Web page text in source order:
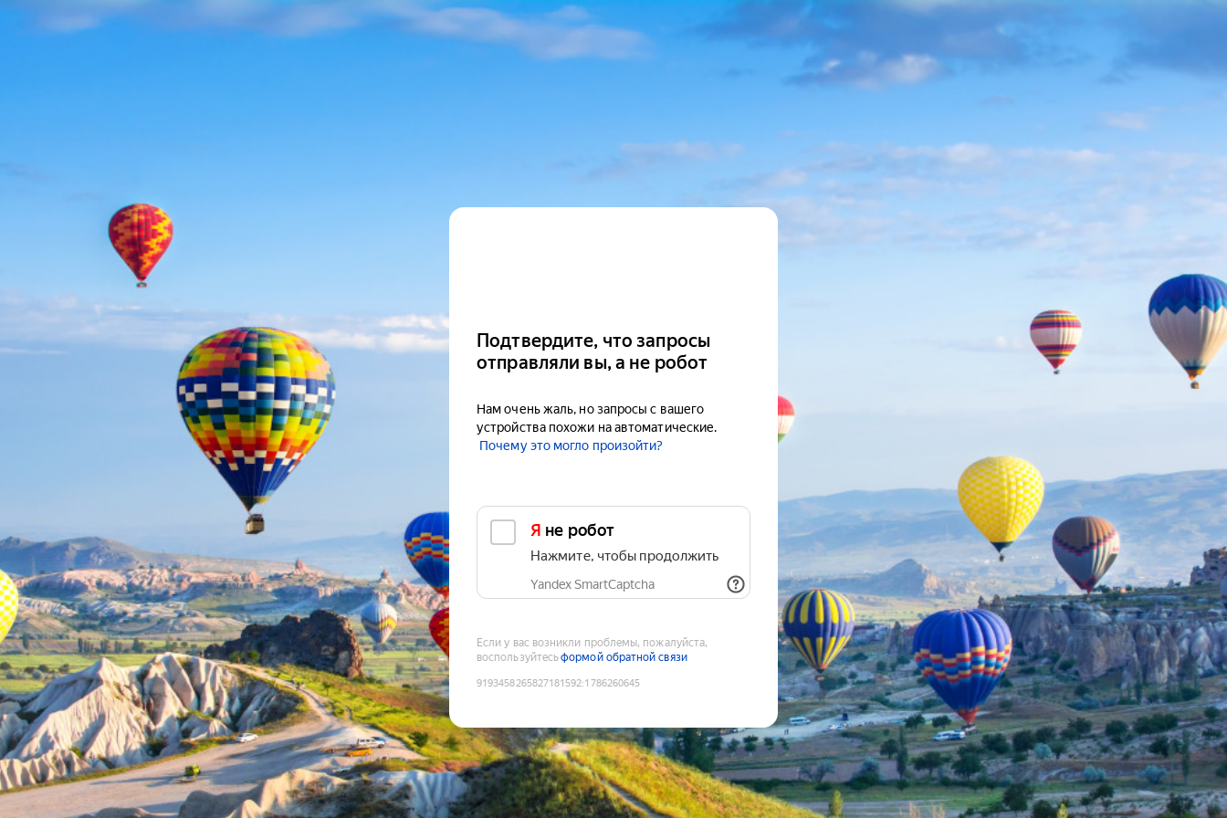
Подтвердите, что запросы
отправляли вы, а не робот
Нам очень жаль, но запросы с вашего
устройства похожи на автоматические.
Почему это могло произойти?
Я не робот
Нажмите, чтобы продолжить
Yandex SmartCaptcha
Если у вас возникли проблемы, пожалуйста,
воспользуйтесьформой обратной связи
9193458265827181592:1786260645